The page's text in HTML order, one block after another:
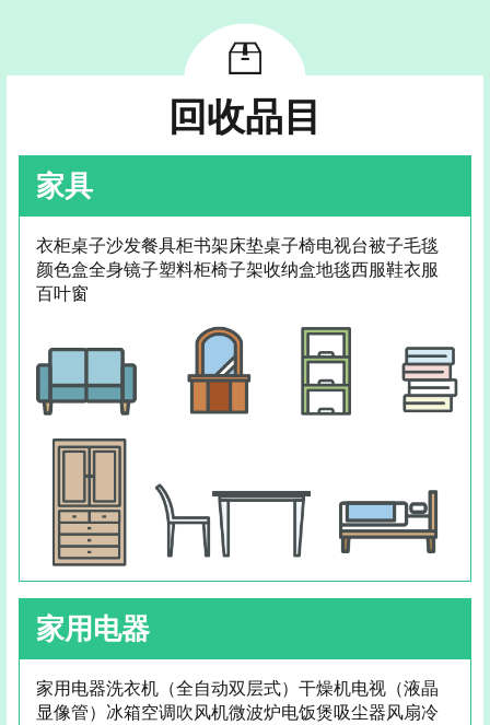
回收品目
家具
衣柜桌子沙发餐具柜书架床垫桌子椅电视台被子毛毯
颜色盒全身镜子塑料柜椅子架收纳盒地毯西服鞋衣服
百叶窗
家用电器
家用电器洗衣机（全自动双层式）干燥机电视（液晶
显像管）冰箱空调吹风机微波炉电饭煲吸尘器风扇冷